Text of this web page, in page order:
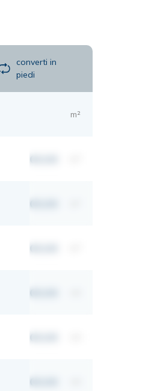
converti in
piedi
m²
00,00
00,00
00,00
00,00
00,00
00,00